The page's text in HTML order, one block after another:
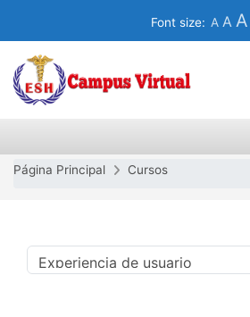
Font size: A A A
Página Principal Cursos
Categorías de curso